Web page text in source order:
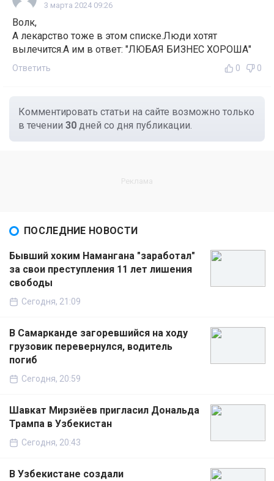
3 марта 2024 09:26
Волк,
А лекарство тоже в этом списке.Люди хотят
вылечится.А им в ответ: "ЛЮБАЯ БИЗНЕС ХОРОША"
Ответить 0 0
Комментировать статьи на сайте возможно только
в течении 30 дней со дня публикации.
ПОСЛЕДНИЕ НОВОСТИ
Бывший хоким Намангана "заработал"
за свои преступления 11 лет лишения
свободы
Сегодня, 21:09
В Самарканде загоревшийся на ходу
грузовик перевернулся, водитель
погиб
Сегодня, 20:59
Шавкат Мирзиёев пригласил Дональда
Трампа в Узбекистан
Сегодня, 20:43
В Узбекистане создали